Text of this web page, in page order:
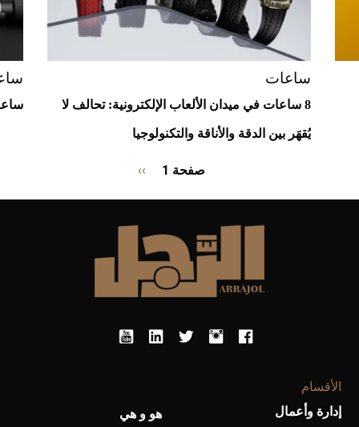
ساعات
8 ساعات في ميدان الألعاب الإلكترونية: تحالف لا
يُقهَر بين الدقة والأناقة والتكنولوجيا
صفحة 1
الصفحة
››
الأقسام
إدارة وأعمال
هو و هي